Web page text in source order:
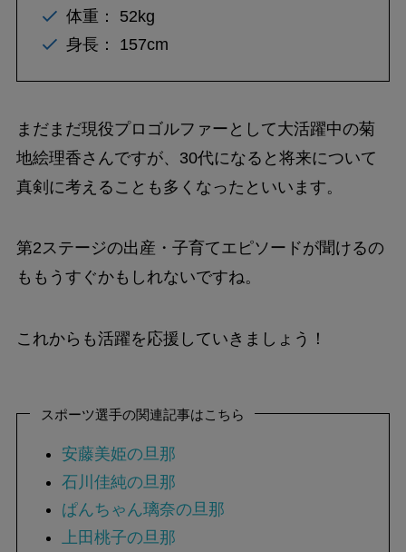
体重： 52kg
身長： 157cm
まだまだ現役プロゴルファーとして大活躍中の菊
地絵理香さんですが、30代になると将来について
真剣に考えることも多くなったといいます。
第2ステージの出産・子育てエピソードが聞けるの
ももうすぐかもしれないですね。
これからも活躍を応援していきましょう！
スポーツ選手の関連記事はこちら
安藤美姫の旦那
石川佳純の旦那
ぱんちゃん璃奈の旦那
上田桃子の旦那